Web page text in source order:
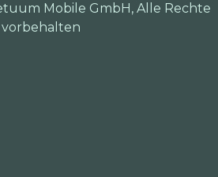
Mobile GmbH, Alle Rechte
vorbehalten